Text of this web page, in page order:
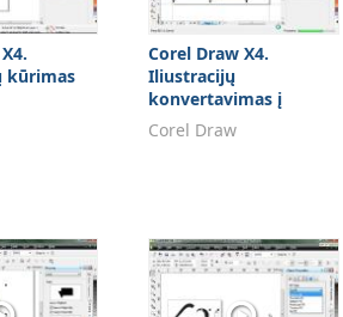
kūrimas
Corel Draw X4.
Iliustracijų
konvertavimas į
BITMAP formatą
Corel Draw